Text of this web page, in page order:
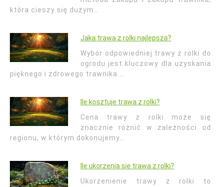
która cieszy się dużym…
Jaka trawa z rolki najlepsza?
Wybór odpowiedniej trawy z rolki do
ogrodu jest kluczowy dla uzyskania
pięknego i zdrowego trawnika.…
Ile kosztuje trawa z rolki?
Cena trawy z rolki może się
znacznie różnić w zależności od
regionu, w którym dokonujemy…
Ile ukorzenia sie trawa z rolki?
Ukorzenienie trawy z rolki to